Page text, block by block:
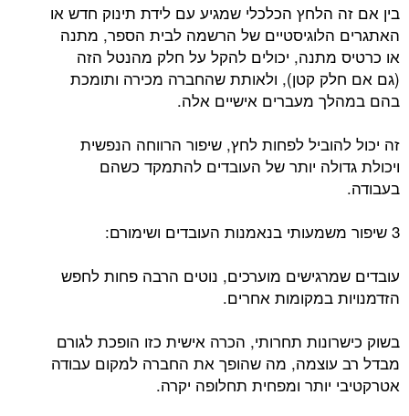
בין אם זה הלחץ הכלכלי שמגיע עם לידת תינוק חדש או
האתגרים הלוגיסטיים של הרשמה לבית הספר, מתנה
או כרטיס מתנה, יכולים להקל על חלק מהנטל הזה
(גם אם חלק קטן), ולאותת שהחברה מכירה ותומכת
בהם במהלך מעברים אישיים אלה.
זה יכול להוביל לפחות לחץ, שיפור הרווחה הנפשית
ויכולת גדולה יותר של העובדים להתמקד כשהם
בעבודה.
3 שיפור משמעותי בנאמנות העובדים ושימורם:
עובדים שמרגישים מוערכים, נוטים הרבה פחות לחפש
הזדמנויות במקומות אחרים.
בשוק כישרונות תחרותי, הכרה אישית כזו הופכת לגורם
מבדל רב עוצמה, מה שהופך את החברה למקום עבודה
אטרקטיבי יותר ומפחית תחלופה יקרה.